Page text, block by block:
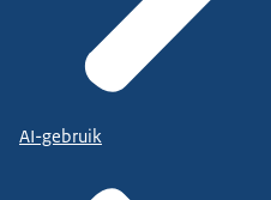
AI-gebruik